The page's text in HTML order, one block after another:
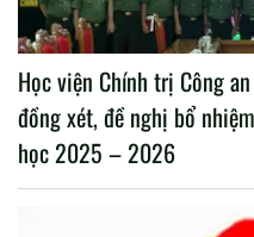
Học viện Chính trị Công
đồng xét, đề nghị bổ
học 2025 – 2026